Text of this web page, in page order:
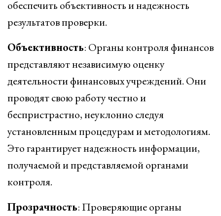
обеспечить объективность и надежность
результатов проверки.
Объективность: Органы контроля финансов
представляют независимую оценку
деятельности финансовых учреждений. Они
проводят свою работу честно и
беспристрастно, неуклонно следуя
установленным процедурам и методологиям.
Это гарантирует надежность информации,
получаемой и представляемой органами
контроля.
Прозрачность: Проверяющие органы